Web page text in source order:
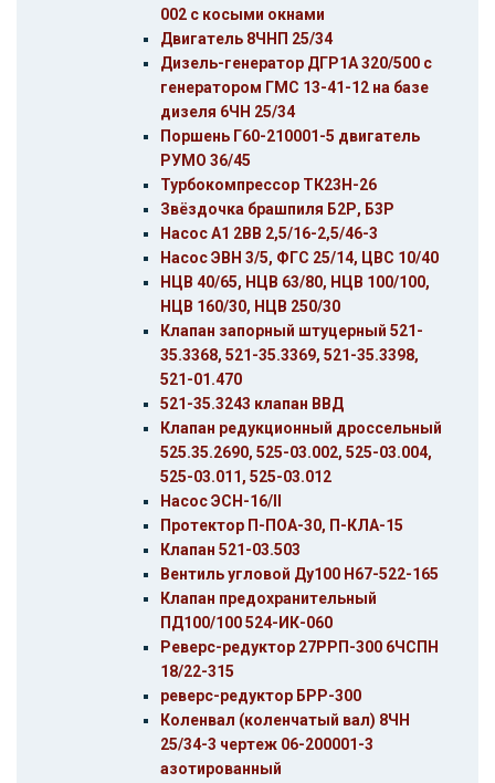
002 с косыми окнами
Двигатель 8ЧНП 25/34
Дизель-генератор ДГР1А 320/500 с
генератором ГМС 13-41-12 на базе
дизеля 6ЧН 25/34
Поршень Г60-210001-5 двигатель
РУМО 36/45
Турбокомпрессор ТК23Н-26
Звёздочка брашпиля Б2Р, Б3Р
Насос А1 2ВВ 2,5/16-2,5/46-3
Насос ЭВН 3/5, ФГС 25/14, ЦВС 10/40
НЦВ 40/65, НЦВ 63/80, НЦВ 100/100,
НЦВ 160/30, НЦВ 250/30
Клапан запорный штуцерный 521-
35.3368, 521-35.3369, 521-35.3398,
521-01.470
521-35.3243 клапан ВВД
Клапан редукционный дроссельный
525.35.2690, 525-03.002, 525-03.004,
525-03.011, 525-03.012
Насос ЭСН-16/II
Протектор П-ПОА-30, П-КЛА-15
Клапан 521-03.503
Вентиль угловой Ду100 Н67-522-165
Клапан предохранительный
ПД100/100 524-ИК-060
Реверс-редуктор 27РРП-300 6ЧСПН
18/22-315
реверс-редуктор БРР-300
Коленвал (коленчатый вал) 8ЧН
25/34-3 чертеж 06-200001-3
азотированный